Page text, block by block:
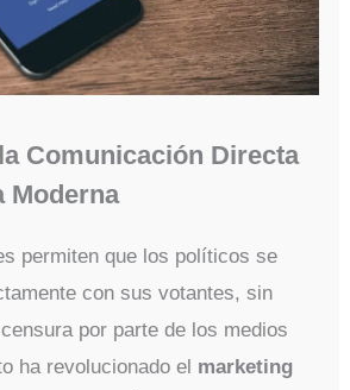
Comunicación Directa
Moderna
permiten que los políticos se
con sus votantes, sin
por parte de los medios
ha revolucionado el marketing